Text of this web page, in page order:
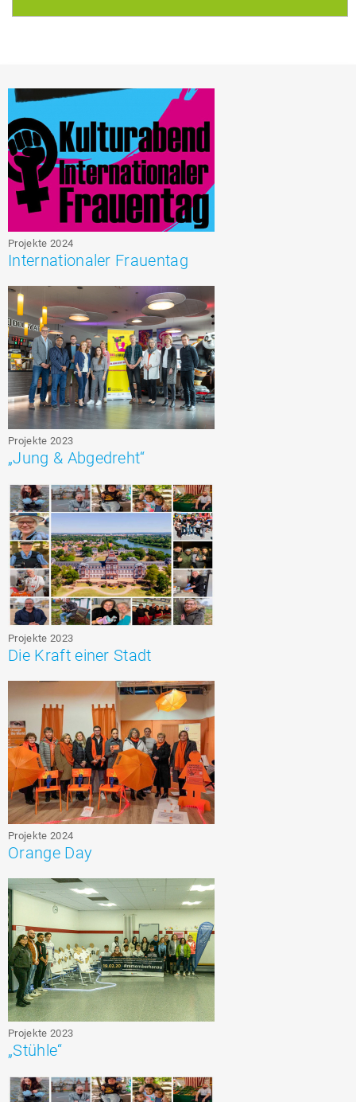
Projekte 2024
Internationaler Frauentag
Projekte 2023
„Jung & Abgedreht“
Projekte 2023
Die Kraft einer Stadt
Projekte 2024
Orange Day
Projekte 2023
„Stühle“